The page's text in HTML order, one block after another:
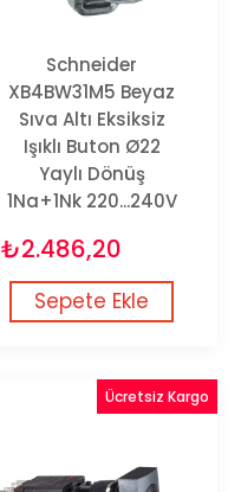
Schneider
XB4BW31M5 Beyaz
Sıva Altı Eksiksiz
Işıklı Buton Ø22
Yaylı Dönüş
1Na+1Nk 220...240V
₺2.486,20
Sepete Ekle
Ücretsiz Kargo